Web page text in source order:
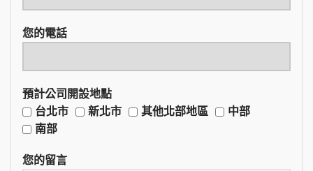
您的電話
預計公司開設地點
台北市
新北市 其他北部地區
中部
南部
您的留言